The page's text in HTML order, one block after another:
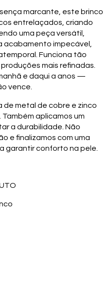
marcante, este brinco
entrelaçados, criando
uma peça versátil,
acabamento impecável,
Funciona tão
mais refinadas.
e daqui a anos —
vence.
de metal de cobre e zinco
aplicamos um
a durabilidade. Não
e finalizamos com uma
garantir conforto na pele.